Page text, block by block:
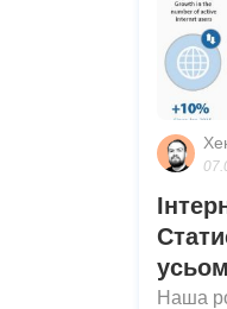
Наша